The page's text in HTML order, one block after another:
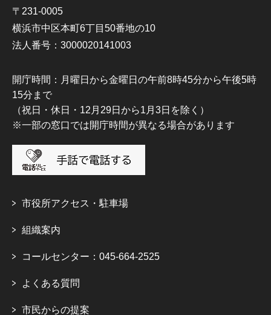
〒231-0005
横浜市中区本町6丁目50番地の10
法人番号：3000020141003
開庁時間：月曜日から金曜日の午前8時45分から午後5時
15分まで
（祝日・休日・12月29日から1月3日を除く）
※一部の窓口では開庁時間が異なる場合があります
市役所アクセス・駐車場
組織案内
コールセンター：045-664-2525
よくある質問
市民からの提案